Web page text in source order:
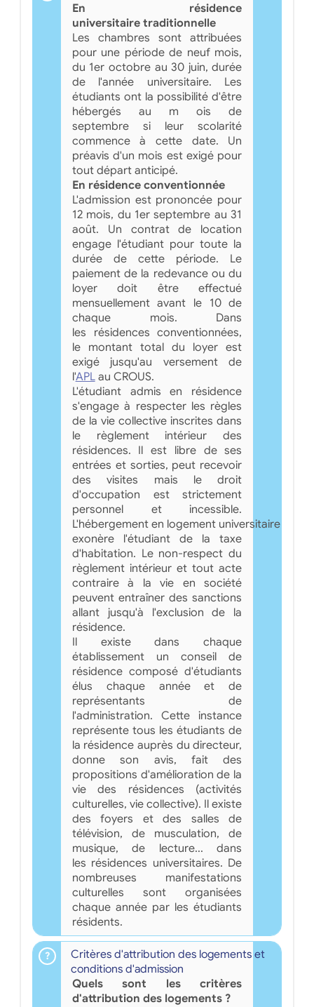
En résidence
universitaire traditionnelle
Les chambres sont attribuées
pour une période de neuf mois,
du 1er octobre au 30 juin, durée
de l'année universitaire. Les
étudiants ont la possibilité d'être
hébergés au m ois de
septembre si leur scolarité
commence à cette date. Un
préavis d'un mois est exigé pour
tout départ anticipé.
En résidence conventionnée
L'admission est prononcée pour
12 mois, du 1er septembre au 31
août. Un contrat de location
engage l'étudiant pour toute la
durée de cette période. Le
paiement de la redevance ou du
loyer doit être effectué
mensuellement avant le 10 de
chaque mois. Dans
les résidences conventionnées,
le montant total du loyer est
exigé jusqu'au versement de
l'APLau CROUS.
L'étudiant admis en résidence
s'engage à respecter les règles
de la vie collective inscrites dans
le règlement intérieur des
résidences. Il est libre de ses
entrées et sorties, peut recevoir
des visites mais le droit
d'occupation est strictement
personnel et incessible.
L'hébergement en logement universitaire
exonère l'étudiant de la taxe
d'habitation. Le non-respect du
règlement intérieur et tout acte
contraire à la vie en société
peuvent entraîner des sanctions
allant jusqu'à l'exclusion de la
résidence.
Il existe dans chaque
établissement un conseil de
résidence composé d'étudiants
élus chaque année et de
représentants de
l'administration. Cette instance
représente tous les étudiants de
la résidence auprès du directeur,
donne son avis, fait des
propositions d'amélioration de la
vie des résidences (activités
culturelles, vie collective). Il existe
des foyers et des salles de
télévision, de musculation, de
musique, de lecture... dans
les résidences universitaires. De
nombreuses manifestations
culturelles sont organisées
chaque année par les étudiants
résidents.
Critères d'attribution des logements et
conditions d'admission
Quels sont les critères
d'attribution des logements ?